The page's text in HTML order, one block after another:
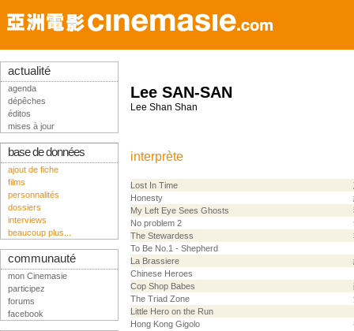
Lee SAN-SAN
Lee Shan Shan
interprète
Lost In Time
Honesty
My Left Eye Sees Ghosts
No problem 2
The Stewardess
To Be No.1 - Shepherd
La Brassiere
Chinese Heroes
Cop Shop Babes
The Triad Zone
Little Hero on the Run
Hong Kong Gigolo
actualité
agenda
dépêches
éditos
mises à jour
base de données
ajout de fiche
films
personnalités
dossiers
interviews
beaucoup plus...
communauté
mon Cinemasie
participez
forums
facebook